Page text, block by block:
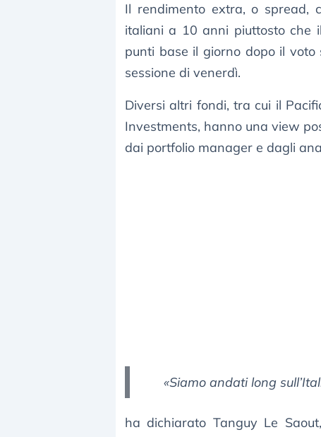
Il rendimento extra, o spread,
italiani a 10 anni piuttosto che
punti base il giorno dopo il
sessione di venerdì.
Diversi altri fondi, tra cui il
Investments, hanno una view
dai portfolio manager e dagli
«Siamo andati long
ha dichiarato Tanguy Le